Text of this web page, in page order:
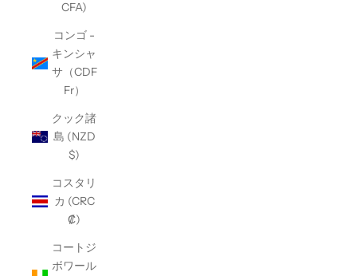
CFA)
コンゴ -
キンシャ
サ（CDF
Fr）
クック諸
島 (NZD
$)
コスタリ
カ (CRC
₡)
コートジ
ボワール